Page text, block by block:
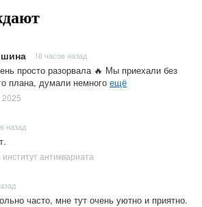
16 часов назад
просто разорвала 🔥 Мы приехали без
плана, думали немного ещё
2025
назад
антиквариата
часто, мне тут очень уютно и приятно.